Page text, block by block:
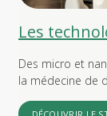
Les
Des micro et
la médecine de